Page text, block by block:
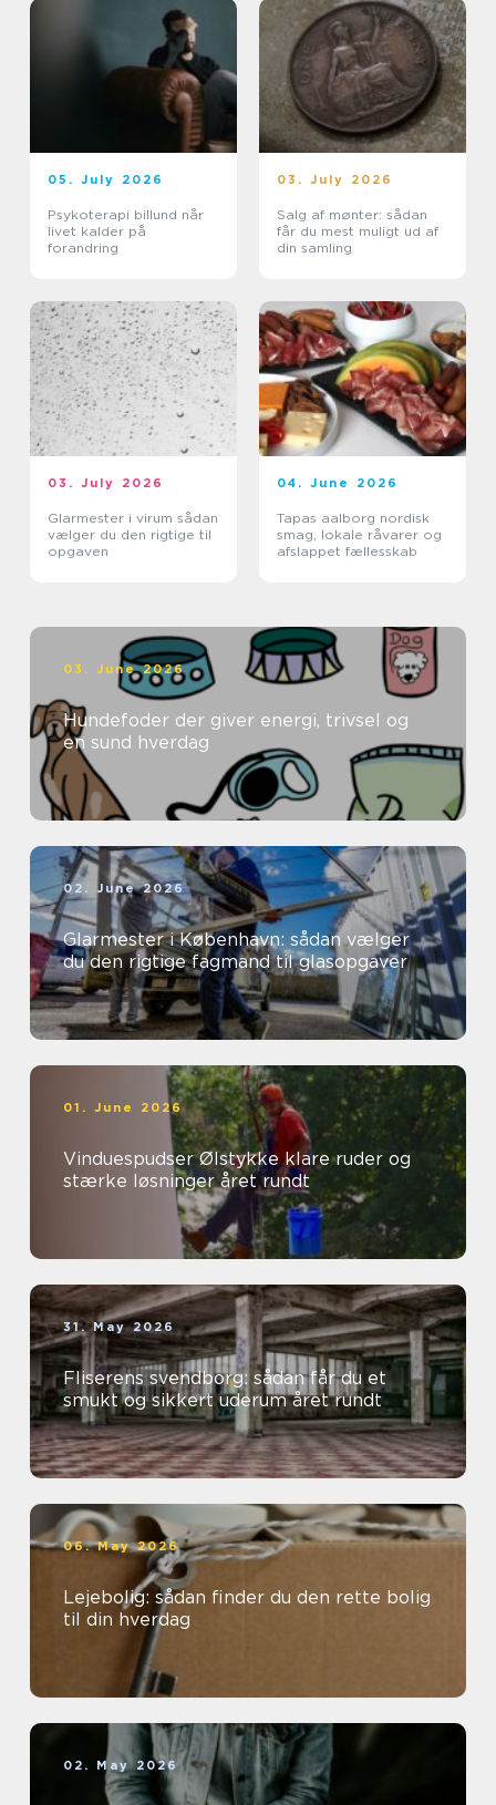
05. July 2026
Psykoterapi billund når
livet kalder på
forandring
03. July 2026
Salg af mønter: sådan
får du mest muligt ud af
din samling
03. July 2026
Glarmester i virum sådan
vælger du den rigtige til
opgaven
04. June 2026
Tapas aalborg nordisk
smag, lokale råvarer og
afslappet fællesskab
03. June 2026
Hundefoder der giver energi, trivsel og
en sund hverdag
02. June 2026
Glarmester i København: sådan vælger
du den rigtige fagmand til glasopgaver
01. June 2026
Vinduespudser Ølstykke klare ruder og
stærke løsninger året rundt
31. May 2026
Fliserens svendborg: sådan får du et
smukt og sikkert uderum året rundt
06. May 2026
Lejebolig: sådan finder du den rette bolig
til din hverdag
02. May 2026